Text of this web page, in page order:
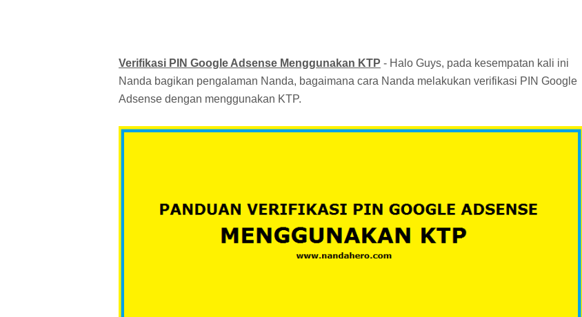
Verifikasi PIN Google Adsense Menggunakan KTP - Halo Guys, pada kesempatan kali ini
Nanda bagikan pengalaman Nanda, bagaimana cara Nanda melakukan verifikasi PIN Google
Adsense dengan menggunakan KTP.